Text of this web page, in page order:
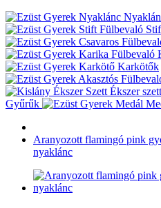
Karkötők
Ékszer
Gyűrűk
Aranyozott flamingó pink
nyaklánc